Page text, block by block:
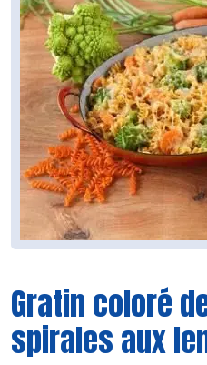
Gratin coloré
spirales aux